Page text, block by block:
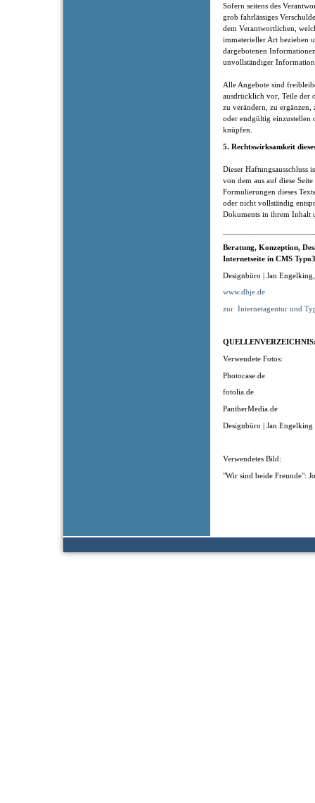
Sofern seitens des
grob fahrlässiges
dem Verantwortlichen,
immaterieller Art beziehen
dargebotenen
unvollständiger
Alle Angebote sind
ausdrücklich vor, Teile der
zu verändern, zu
oder endgültig einzustellen
knüpfen.
5. Rechtswirksamkeit
Dieser Haftungsausschluss
von dem aus auf diese
Formulierungen dieses
oder nicht vollständig
Dokuments in ihrem Inhalt
Beratung, Konzeption,
Internetseite in CMS
Designbüro | Jan
www.dbje.de
zur Internetagentur und
Verwendete Fotos:
Photocase.de
fotolia.de
PantherMedia.de
Designbüro | Jan Engelking
Verwendetes Bild:
"Wir sind beide Freunde":